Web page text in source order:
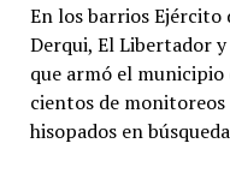
En los barrios Ejército
Derqui, El Libertador
que armó el
cientos de monitoreos
hisopados en